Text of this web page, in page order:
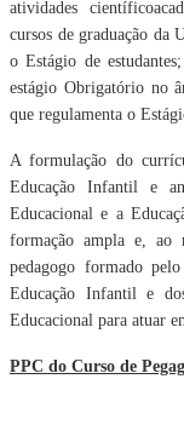
atividades
cursos de graduação da
o Estágio de
estágio Obrigatório no
que regulamenta o
A formulação do
Educação Infantil e
Educacional e a
formação ampla e, ao
pedagogo formado
Educação Infantil e
Educacional para atuar
PPC do Curso de